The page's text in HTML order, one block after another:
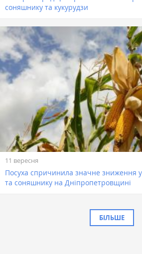
соняшнику та кукурудзи
11 вересня
Посуха спричинила значне зниження
та соняшнику на Дніпропетровщині
БІЛЬШЕ